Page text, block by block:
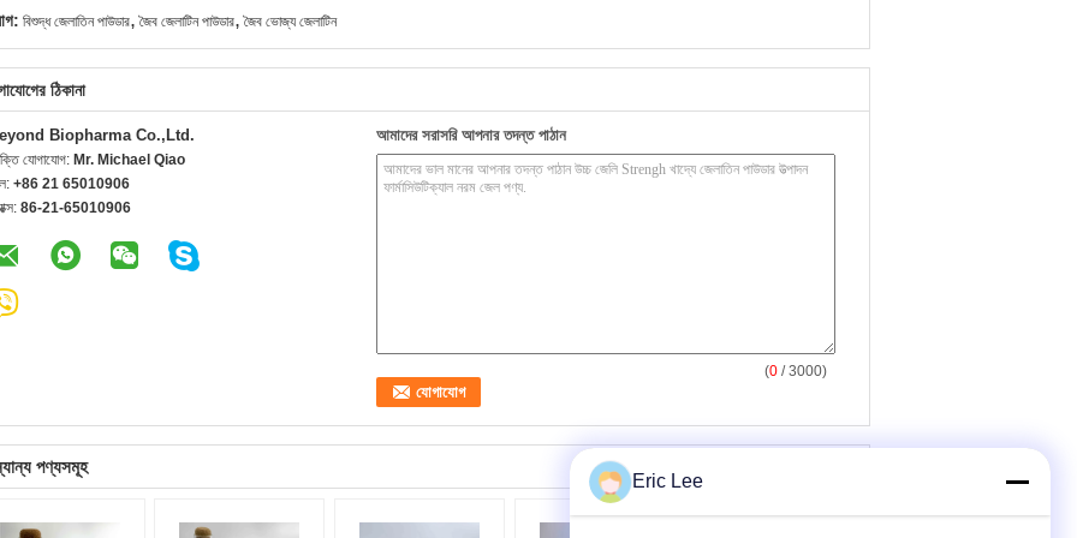
বিশুদ্ধ জেলাতিন পাউডার, জৈব জেলাটিন পাউডার, জৈব ভোজ্য জেলাটিন
ঠিকানা
Biopharma Co.,Ltd.
যোগাযোগ: Mr. Michael Qiao
+86 21 65010906
86-21-65010906
আমাদের সরাসরি আপনার তদন্ত পাঠান
(0 / 3000)
পণ্যসমূহ
Eric Lee